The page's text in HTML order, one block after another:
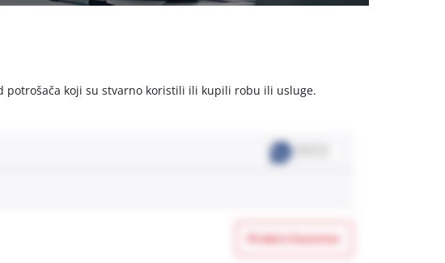
potrošača koji su stvarno koristili ili kupili robu ili usluge.